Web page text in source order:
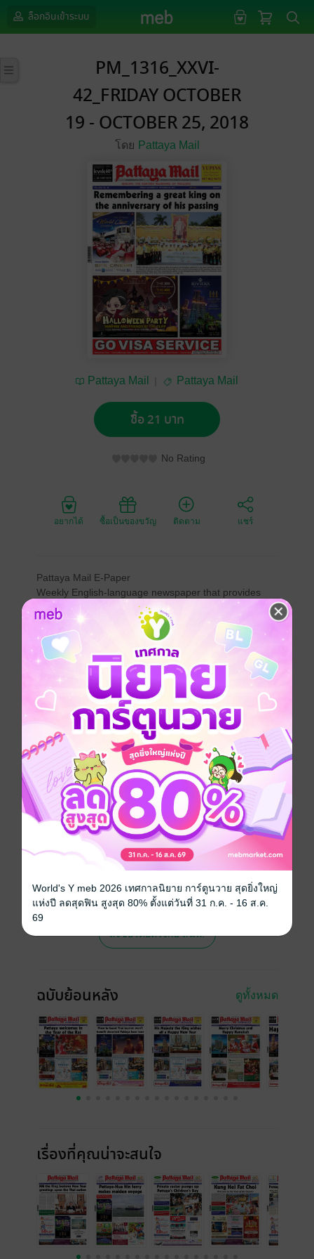
ล็อกอินเข้าระบบ
PM_1316_XXVI-
42_FRIDAY OCTOBER
19 - OCTOBER 25, 2018
โดย Pattaya Mail
Pattaya Mail Pattaya Mail
ซื้อ 21 บาท
No Rating
อยากได้ ซื้อเป็นของขวัญ ติดตาม แชร์
Pattaya Mail E-Paper
Weekly English-language newspaper that provides
unbiased news, politics, business, local sports,
restaurant reviews, and social happenings, with
features and items of interest on the Eastern
Seaboard, the Kingdom of Thailand and abroad.
Pattaya Mail, Pattaya’s first and still the best English
language newspaper.
(Has same content as the printed paper.)
ประเภทไฟล์
วันที่วางขาย 18 ตุลาคม 2561
ความยาว
ราคาปก 30 บาท (ประหยัด 30%)
สนใจเวอร์ชันกระดาษ เชิญทางนี้!
เวอร์ชันกระดาษมีวางขายที่เว็บไซต์สำนัก
พิมพ์ จะไม่มีขายโดย MEB นะจ๊ะ สามารถสั่ง
ซื้อ หรือติดต่อคนขายโดยตรงเลยจ้ะ
สั่งซื้อโดยตรงกับ สนพ.
ฉบับย้อนหลัง ดูทั้งหมด
เรื่องที่คุณน่าจะสนใจ
World's Y meb 2026 เทศกาลนิยาย การ์ตูนวาย สุดยิ่งใหญ่
แห่งปี ลดสุดฟิน สูงสุด 80% ตั้งแต่วันที่ 31 ก.ค. - 16 ส.ค.
69